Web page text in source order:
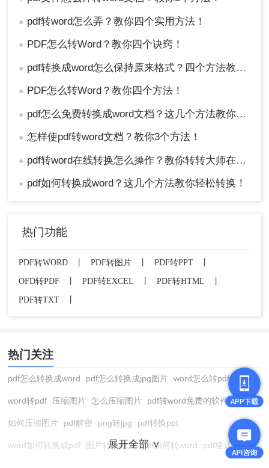
定期更新您所使用的转换工具或软件套件。
四、结论
进行内容编辑、排版或重新使用原始数据时。通过
了解PDF和Word的差异以及选择合适的转换方法，
您能够更轻松地完成转换工作。在使用任何转换工
具时，请注意文件质量、隐私保护和格式调整等方
Word的任务，提高工作效率。
● pdf转word怎么弄？教你四个实用方法！
● PDF怎么转Word？教你四个诀窍！
● pdf转换成word怎么保持原来格式？四个方法教你正确打开！
● PDF怎么转Word？教你四个方法！
● pdf怎么免费转换成word文档？这几个方法教你轻松搞定！
● 怎样使pdf转word文档？教你3个方法！
● pdf转word在线转换怎么操作？教你转转大师在线转换！
● pdf如何转换成word？这几个方法教你轻松转换！
热门功能
PDF转WORD PDF转图片 PDF转PPT
OFD转PDF
PDF转EXCEL PDF转HTML
PDF转TXT
热门关注
pdf怎么转换成word pdf怎么转换成jpg图片 word怎么转pdf
word转pdf 压缩图片 怎么压缩图片 pdf转word免费的软件
如何压缩图片 pdf解密 png转jpg pdf转换ppt
word如何转换成pdf 图片转换格式 pdf如何转word pdf格式转换
展开全部 ∨